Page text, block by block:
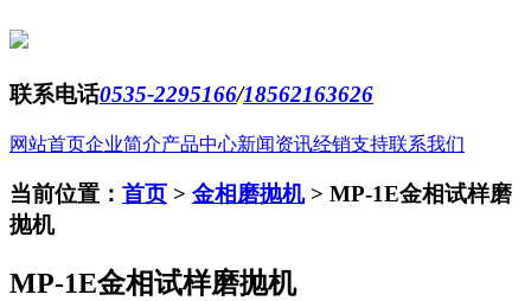
联系电话0535-2295166/18562163626
网站首页企业简介产品中心新闻资讯经销支持联系我们
当前位置： 首页 > 金相磨抛机 > MP-1E金相试样磨
抛机
MP-1E金相试样磨抛机